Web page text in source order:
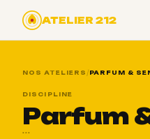
ATELIER 212
NOS ATELIERS / PARFUM &
DISCIPLINE
Parfum
...